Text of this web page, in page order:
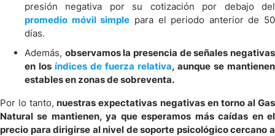
presión negativa por su cotización por debajo del
promedio móvil simple para el periodo anterior de 50
días.
Además, observamos la presencia de señales negativas
en los índices de fuerza relativa, aunque se mantienen
estables en zonas de sobreventa.
Por lo tanto, nuestras expectativas negativas en torno al Gas
Natural se mantienen, ya que esperamos más caídas en el
precio para dirigirse al nivel de soporte psicológico cercano a